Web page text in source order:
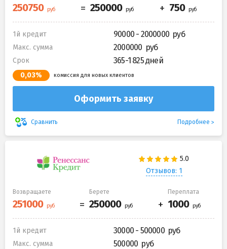
1й кредит 90000 - 2000000
Макс. сумма 2000000
Срок 365-1 825 дней
0,03% комиссия для новых клиентов
Оформить заявку
Сравнить Подробнее
Отзывов: 1
Возвращаете Берете Переплата
1й кредит 30000 - 500000
Макс. сумма 500000